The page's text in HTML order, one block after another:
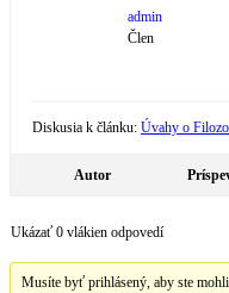
admin
Člen
Diskusia k článku: Úvahy o
Autor
Ukázať 0 vlákien odpovedí
Musíte byť prihlásený, aby ste